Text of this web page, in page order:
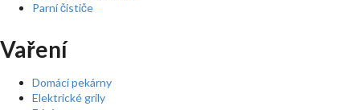
Parní čističe
Vaření
Domácí pekárny
Elektrické grily